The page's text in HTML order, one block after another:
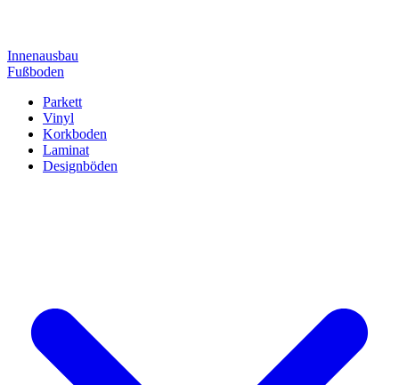
Innenausbau
Fußboden
Parkett
Vinyl
Korkboden
Laminat
Designböden